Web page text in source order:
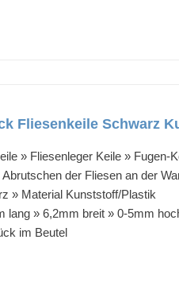
Fliesenkeile Schwarz
» Fliesenleger Keile » Fugen-
Abrutschen der Fliesen an der
» Material Kunststoff/Plastik
lang » 6,2mm breit » 0-5mm
im Beutel